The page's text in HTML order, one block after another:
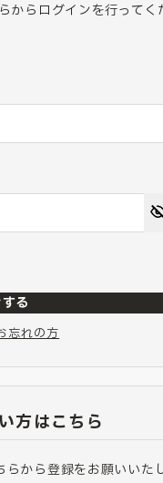
からログインを行ってく
る
忘れの方
方はこちら
らから登録をお願いいた